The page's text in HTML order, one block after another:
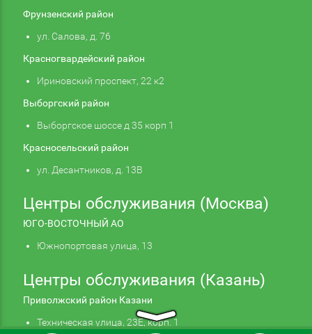
Фрунзенский район
ул. Салова, д. 76
Красногвардейский район
Ириновский проспект, 22 к2
Выборгский район
Выборгское шоссе д 35 корп 1
Красносельский район
ул. Десантников, д. 13В
Центры обслуживания (Москва)
ЮГО-ВОСТОЧНЫЙ АО
Южнопортовая улица, 13
Центры обслуживания (Казань)
Приволжский район Казани
Техническая улица, 23Е, корп. 1